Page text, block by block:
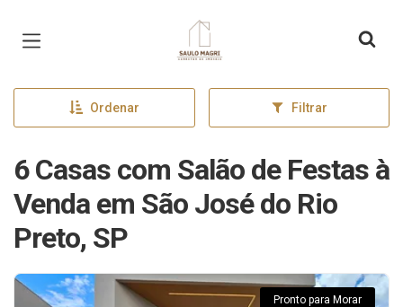
Página inicial
Ordenar Filtrar
6 Casas com Salão de Festas à
Venda em São José do Rio
Preto, SP
Pronto para Morar